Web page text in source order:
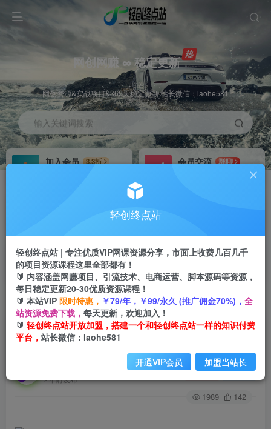
网创网赚 ∞ 稳定更新
网创资源&实战项目&365天稳定更新 站长微信：laohe581
输入关键词搜索
加入会员
3.3折
会员交流
群聊
首页 创业课程 会员免费 正文
价值1000的搞笑盘点大V淘淘爆笑盘点详细课程
+软件，中视频变现
2年前发布
关注 私信
1989 142
轻创终点站
轻创终点站 | 专注优质VIP网课资源分享，市面上收费几百几千
的项目资源课程这里全部都有！
🔰 内容涵盖网赚项目、引流技术、电商运营、脚本源码等资源，
每日稳定更新20-30优质资源课程！
🔰 本站VIP 限时特惠， ￥79/年，￥99/永久 (推广佣金70%)， 全
站资源免费下载， 每天更新，欢迎加入！
🔰 轻创终点站开放加盟，搭建一个和轻创终点站一样的知识付费
平台， 站长微信：laohe581
开通VIP会员 加盟当站长